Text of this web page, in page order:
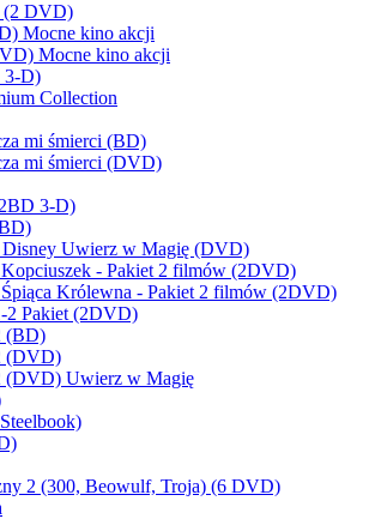
(2 DVD)
Mocne kino akcji
Mocne kino akcji
3-D)
Collection
mi śmierci (BD)
mi śmierci (DVD)
3-D)
Disney Uwierz w Magię (DVD)
- Pakiet 2 filmów (2DVD)
Królewna - Pakiet 2 filmów (2DVD)
2 Pakiet (2DVD)
(BD)
(DVD)
(DVD) Uwierz w Magię
2 (300, Beowulf, Troja) (6 DVD)